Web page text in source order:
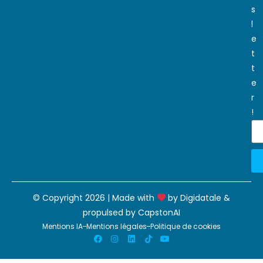
s
l
e
t
t
e
r
!
© Copyright 2026 | Made with byDigidatale &
propulsed by CapstonAI
Mentions IA Mentions légales Politique de cookies